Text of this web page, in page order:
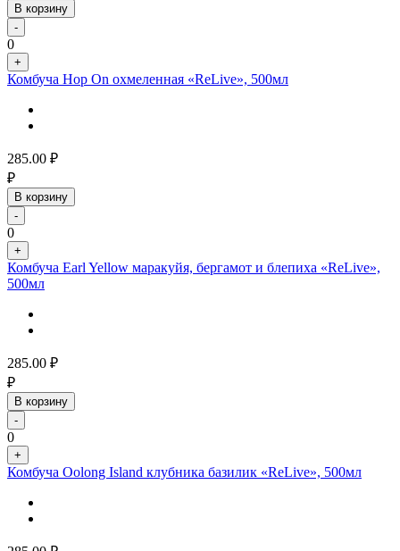
В корзину
-
0
+
Комбуча Hop On охмеленная «ReLive», 500мл
285.00 ₽
₽
В корзину
-
0
+
Комбуча Earl Yellow маракуйя, бергамот и блепиха «ReLive»,
500мл
285.00 ₽
₽
В корзину
-
0
+
Комбуча Oolong Island клубника базилик «ReLive», 500мл